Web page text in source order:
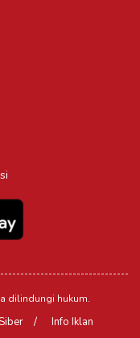
dilindungi hukum.
Info Iklan